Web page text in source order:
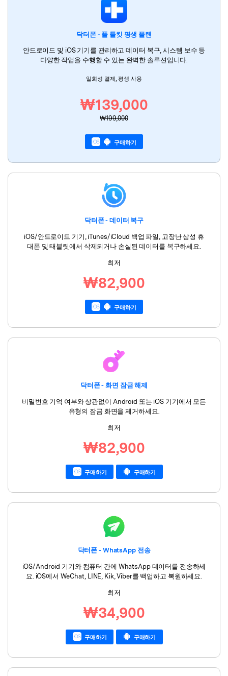
닥터폰 - 풀 툴킷 평생 플랜
안드로이드 및 iOS 기기를 관리하고 데이터 복구, 시스템 보수 등
다양한 작업을 수행할 수 있는 완벽한 솔루션입니다.
일회성 결제, 평생 사용
₩139,000
₩199,000
구매하기
닥터폰 - 데이터 복구
iOS/안드로이드 기기, iTunes/iCloud 백업 파일, 고장난 삼성 휴
대폰 및 태블릿에서 삭제되거나 손실된 데이터를 복구하세요.
최저
₩82,900
구매하기
닥터폰 - 화면 잠금 해제
비밀번호 기억 여부와 상관없이 Android 또는 iOS 기기에서 모든
유형의 잠금 화면을 제거하세요.
최저
₩82,900
구매하기 구매하기
닥터폰 - WhatsApp 전송
iOS/Android 기기와 컴퓨터 간에 WhatsApp 데이터를 전송하세
요. iOS에서 WeChat, LINE, Kik, Viber를 백업하고 복원하세요.
최저
₩34,900
구매하기 구매하기